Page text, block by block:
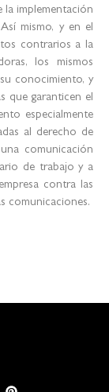
la implementación
mismo, y en el
contrarios a la
los mismos
conocimiento, y
que garanticen el
especialmente
al derecho de
comunicación
de trabajo y a
contra las
comunicaciones.